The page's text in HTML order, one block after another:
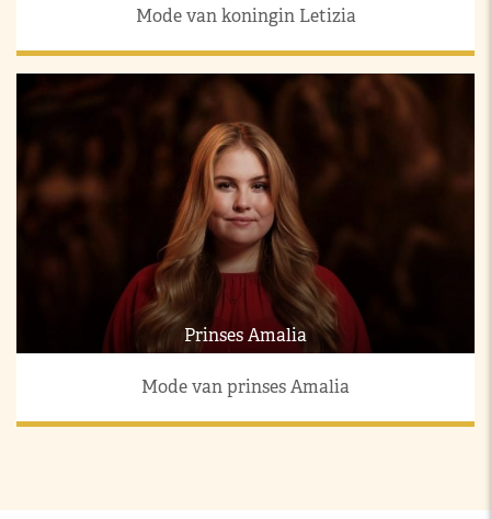
Mode van koningin Letizia
Prinses Amalia
Mode van prinses Amalia